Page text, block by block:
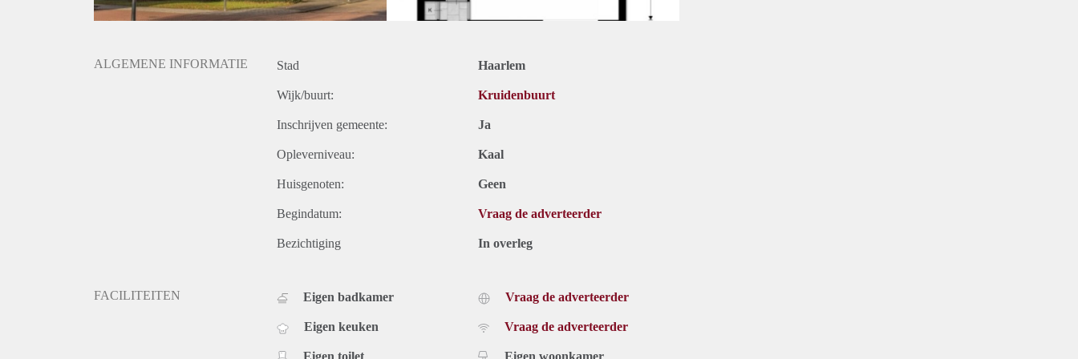
ALGEMENE INFORMATIE Stad Haarlem
Wijk/buurt: Kruidenbuurt
Inschrijven gemeente: Ja
Opleverniveau: Kaal
Huisgenoten: Geen
Begindatum: Vraag de adverteerder
Bezichtiging In overleg
FACILITEITEN Eigen badkamer
Eigen keuken
Vraag de adverteerder
Vraag de adverteerder